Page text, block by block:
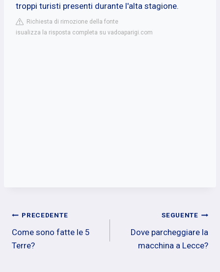
troppi turisti presenti durante l'alta stagione.
Richiesta di rimozione della fonte
isualizza la risposta completa su vadoaparigi.com
Navigazione
articoli
PRECEDENTE
Come sono fatte le 5
Terre?
SEGUENTE
Dove parcheggiare la
macchina a Lecce?